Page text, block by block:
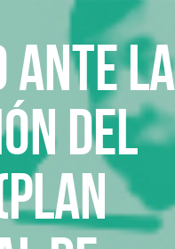
ante la
del